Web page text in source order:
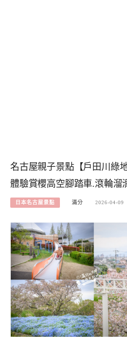
名古屋親子景點【戶田川綠
體驗賞櫻高空腳踏車.滾輪溜
日本名古屋景點 滿分 2026-04-09